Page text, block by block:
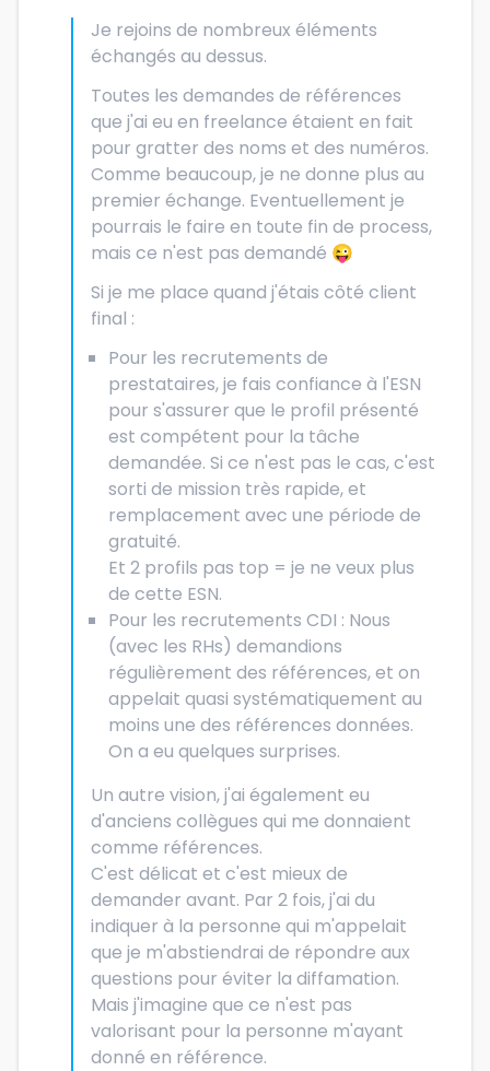
Je rejoins de nombreux éléments
échangés au dessus.
Toutes les demandes de références
que j'ai eu en freelance étaient en fait
pour gratter des noms et des numéros.
Comme beaucoup, je ne donne plus au
premier échange. Eventuellement je
pourrais le faire en toute fin de process,
mais ce n'est pas demandé 😜
Si je me place quand j'étais côté client
final :
Pour les recrutements de
prestataires, je fais confiance à l'ESN
pour s'assurer que le profil présenté
est compétent pour la tâche
demandée. Si ce n'est pas le cas, c'est
sorti de mission très rapide, et
remplacement avec une période de
gratuité.
Et 2 profils pas top = je ne veux plus
de cette ESN.
Pour les recrutements CDI : Nous
(avec les RHs) demandions
régulièrement des références, et on
appelait quasi systématiquement au
moins une des références données.
On a eu quelques surprises.
Un autre vision, j'ai également eu
d'anciens collègues qui me donnaient
comme références.
C'est délicat et c'est mieux de
demander avant. Par 2 fois, j'ai du
indiquer à la personne qui m'appelait
que je m'abstiendrai de répondre aux
questions pour éviter la diffamation.
Mais j'imagine que ce n'est pas
valorisant pour la personne m'ayant
donné en référence.